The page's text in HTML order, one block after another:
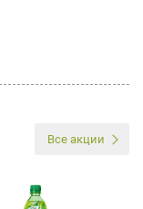
Все акции